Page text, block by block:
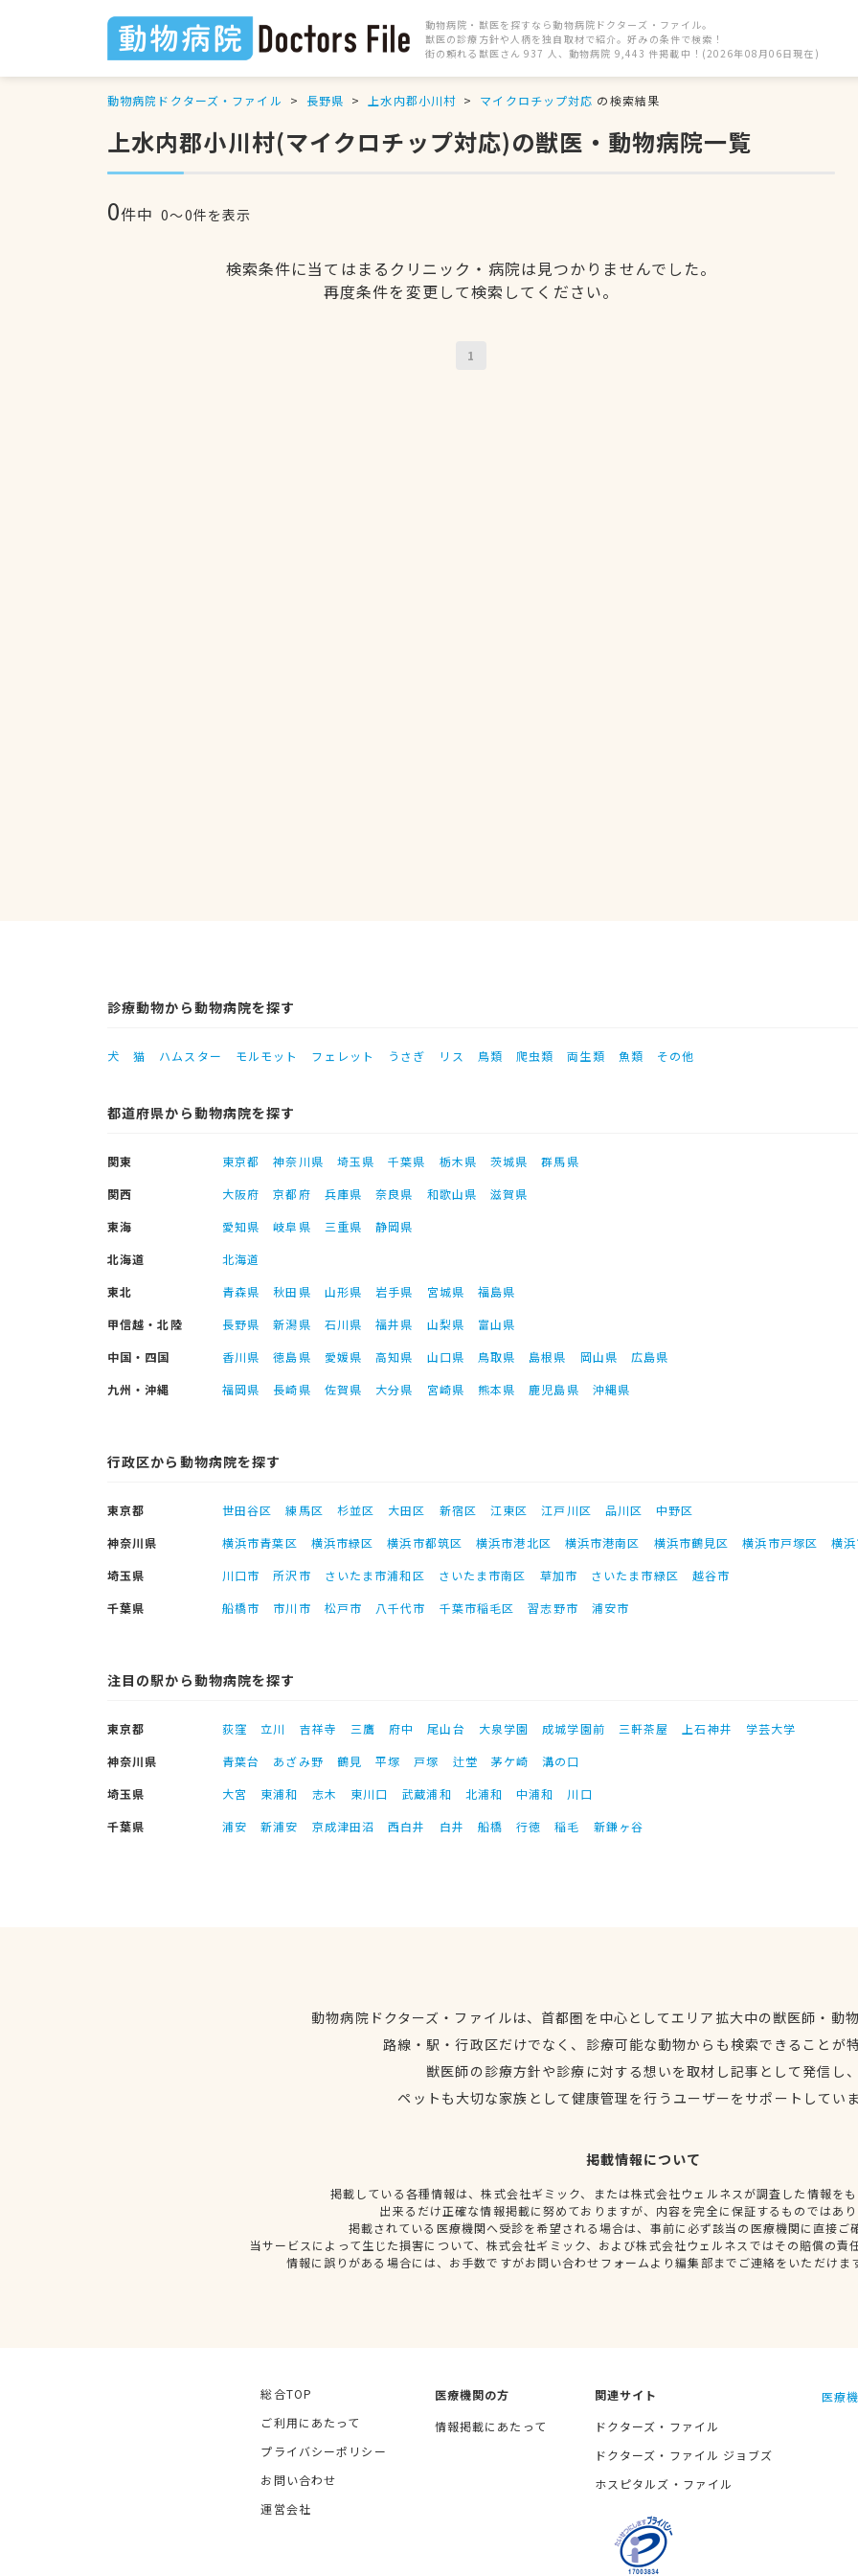
動物病院・獣医を探すなら動物病院ドクターズ・ファイル。
獣医の診療方針や人柄を独自取材で紹介。好みの条件で検索！
街の頼れる獣医さん 937 人、動物病院 9,443 件掲載中！(2026年08月06日現在)
動物病院ドクターズ・ファイル 長野県 上水内郡小川村 マイクロチップ対応 の検索結果
上水内郡小川村(マイクロチップ対応)の獣医・動物病院一覧
0件中 0〜0件を表示
検索条件に当てはまるクリニック・病院は見つかりませんでした。
再度条件を変更して検索してください。
1
診療動物から動物病院を探す
犬 猫 ハムスター モルモット フェレット うさぎ リス 鳥類 爬虫類 両生類 魚類 その他
都道府県から動物病院を探す
関東 東京都 神奈川県 埼玉県 千葉県 栃木県 茨城県
群馬県
関西
大阪府 京都府 兵庫県 奈良県 和歌山県
滋賀県
東海
愛知県 岐阜県 三重県
静岡県
北海道
北海道
東北
青森県 秋田県 山形県 岩手県 宮城県
福島県
甲信越・北陸
長野県 新潟県 石川県 福井県 山梨県
富山県
中国・四国
香川県 徳島県 愛媛県 高知県 山口県 鳥取県 島根県 岡山県
広島県
九州・沖縄
福岡県 長崎県 佐賀県 大分県 宮崎県 熊本県 鹿児島県 沖縄県
行政区から動物病院を探す
東京都 世田谷区 練馬区 杉並区 大田区 新宿区 江東区 江戸川区 品川区
中野区
神奈川県
横浜市青葉区 横浜市緑区 横浜市都筑区 横浜市港北区 横浜市港南区 横浜市鶴見区 横浜市戸塚区
横
埼玉県
川口市 所沢市 さいたま市浦和区 さいたま市南区 草加市 さいたま市緑区
越谷市
千葉県
船橋市 市川市 松戸市 八千代市 千葉市稲毛区 習志野市 浦安市
注目の駅から動物病院を探す
東京都 荻窪 立川 吉祥寺 三鷹 府中 尾山台 大泉学園 成城学園前 三軒茶屋 上石神井
学芸大学
神奈川県
青葉台 あざみ野 鶴見 平塚 戸塚 辻堂 茅ケ崎
溝の口
埼玉県
大宮 東浦和 志木 東川口 武蔵浦和 北浦和 中浦和
川口
千葉県
浦安 新浦安 京成津田沼 西白井 白井 船橋 行徳 稲毛 新鎌ヶ谷
動物病院ドクターズ・ファイルは、首都圏を中心としてエリア拡大中の獣医師・動
路線・駅・行政区だけでなく、診療可能な動物からも検索できることが
獣医師の診療方針や診療に対する想いを取材し記事として発信し
ペットも大切な家族として健康管理を行うユーザーをサポートしてい
掲載情報について
掲載している各種情報は、株式会社ギミック、または株式会社ウェルネスが調査した情報を
出来るだけ正確な情報掲載に努めておりますが、内容を完全に保証するものではあ
掲載されている医療機関へ受診を希望される場合は、事前に必ず該当の医療機関に直接ご
当サービスによって生じた損害について、株式会社ギミック、および株式会社ウェルネスではその賠償の責
情報に誤りがある場合には、お手数ですがお問い合わせフォームより編集部までご連絡をいただけま
総合TOP
ご利用にあたって
プライバシーポリシー
お問い合わせ
運営会社
医療機関の方
情報掲載にあたって
関連サイト
ドクターズ・ファイル
ドクターズ・ファイル ジョブズ
ホスピタルズ・ファイル
医療